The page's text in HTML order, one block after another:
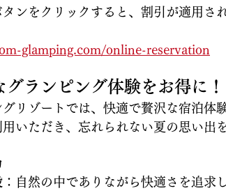
タンをクリックすると、割引が適用さ
glamping.com/online-reservation
グランピング体験をお得に！
リゾートでは、快適で贅沢な宿泊体
いただき、忘れられない夏の思い出
：自然の中でありながら快適さを追求